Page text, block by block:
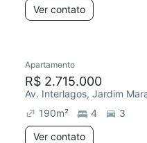
Ver contato
Redecorar
Apartamento
R$ 2.715.000
Av. Interlagos, Jardim
190m² 4
3
Ver contato